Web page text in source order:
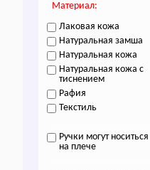
Материал:
Лаковая кожа
Натуральная замша
Натуральная кожа
Натуральная кожа с
тиснением
Рафия
Текстиль
Ручки могут носиться
на плече